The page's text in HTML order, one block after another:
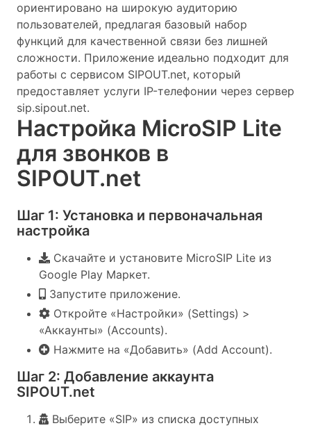
ориентировано на широкую аудиторию
пользователей, предлагая базовый набор
функций для качественной связи без лишней
сложности. Приложение идеально подходит для
работы с сервисом SIPOUT.net, который
предоставляет услуги IP-телефонии через сервер
sip.sipout.net.
Настройка MicroSIP Lite
для звонков в
SIPOUT.net
Шаг 1: Установка и первоначальная
настройка
Скачайте и установите MicroSIP Lite из
Google Play Маркет.
Запустите приложение.
Откройте «Настройки» (Settings) >
«Аккаунты» (Accounts).
Нажмите на «Добавить» (Add Account).
Шаг 2: Добавление аккаунта
SIPOUT.net
Выберите «SIP» из списка доступных